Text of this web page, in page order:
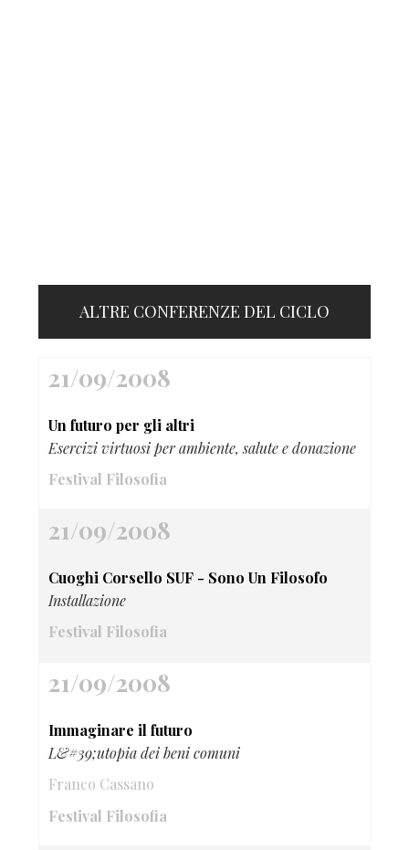
ALTRE CONFERENZE DEL CICLO
21/09/2008
Un futuro per gli altri
Esercizi virtuosi per ambiente, salute e donazione
Festival Filosofia
21/09/2008
Cuoghi Corsello SUF - Sono Un Filosofo
Installazione
Festival Filosofia
21/09/2008
Immaginare il futuro
L&#39;utopia dei beni comuni
Franco Cassano
Festival Filosofia